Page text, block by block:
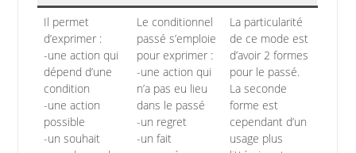
Il permet
d’exprimer :
-une action qui
dépend d’une
condition
-une action
possible
-un souhait
Le conditionnel
passé s’emploie
pour exprimer :
-une action qui
n’a pas eu lieu
dans le passé
-un regret
-un fait
La particularité
de ce mode est
d’avoir 2 formes
pour le passé.
La seconde
forme est
cependant d’un
usage plus